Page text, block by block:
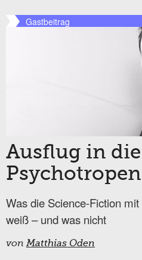
Gastbeitrag
Ausflug in die
Psychotropen
Was die Science-Fiction
weiß – und was nicht
vonMatthias Oden